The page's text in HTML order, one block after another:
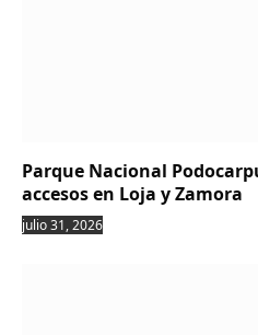
Parque Nacional
accesos en Loja y Zamora
julio 31, 2026